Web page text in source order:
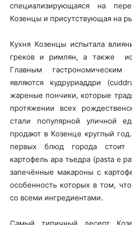
специализирующаяся на
Козенцы и присутствующая на
Кухня Козенцы испытала
греков и римлян, а также
Главным
являются кудруриаддри
жареные пончики, которые
протяжении всех
стали популярной уличной
продают в Козенце круглый
первых блюд города стоит
картофель ара тьедра (pasta e
запечённые макароны с
особенность которых в том,
со всеми ингредиентами.